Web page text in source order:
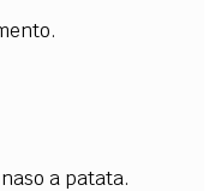
a patata.